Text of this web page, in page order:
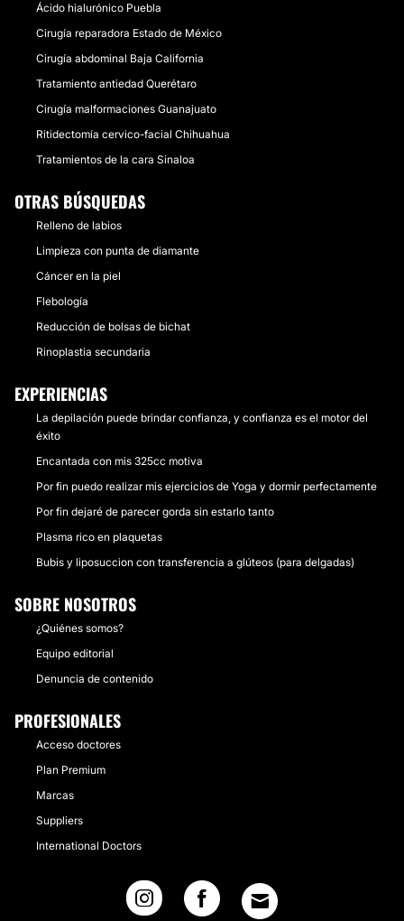
Ácido hialurónico Puebla
Cirugía reparadora Estado de México
Cirugía abdominal Baja California
Tratamiento antiedad Querétaro
Cirugía malformaciones Guanajuato
Ritidectomía cervico-facial Chihuahua
Tratamientos de la cara Sinaloa
OTRAS BÚSQUEDAS
Relleno de labios
Limpieza con punta de diamante
Cáncer en la piel
Flebología
Reducción de bolsas de bichat
Rinoplastia secundaria
EXPERIENCIAS
La depilación puede brindar confianza, y confianza es el motor del
éxito
Encantada con mis 325cc motiva
Por fin puedo realizar mis ejercicios de Yoga y dormir perfectamente
Por fin dejaré de parecer gorda sin estarlo tanto
Plasma rico en plaquetas
Bubis y liposuccion con transferencia a glúteos (para delgadas)
SOBRE NOSOTROS
¿Quiénes somos?
Equipo editorial
Denuncia de contenido
PROFESIONALES
Acceso doctores
Plan Premium
Marcas
Suppliers
International Doctors